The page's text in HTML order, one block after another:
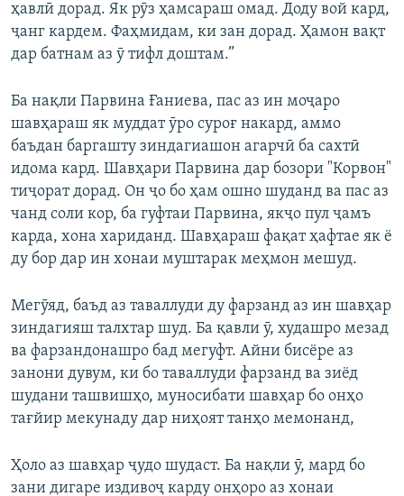
ҳавлӣ дорад. Як рӯз ҳамсараш омад. Доду вой кард,
ҷанг кардем. Фаҳмидам, ки зан дорад. Ҳамон вақт
дар батнам аз ӯ тифл доштам.”
Ба нақли Парвина Ғаниева, пас аз ин моҷаро
шавҳараш як муддат ӯро суроғ накард, аммо
баъдан баргашту зиндагиашон агарчӣ ба сахтӣ
идома кард. Шавҳари Парвина дар бозори "Корвон"
тиҷорат дорад. Он ҷо бо ҳам ошно шуданд ва пас аз
чанд соли кор, ба гуфтаи Парвина, якҷо пул ҷамъ
карда, хона хариданд. Шавҳараш фақат ҳафтае як ё
ду бор дар ин хонаи муштарак меҳмон мешуд.
Мегӯяд, баъд аз таваллуди ду фарзанд аз ин шавҳар
зиндагияш талхтар шуд. Ба қавли ӯ, худашро мезад
ва фарзандонашро бад мегуфт. Айни бисёре аз
занони дувум, ки бо таваллуди фарзанд ва зиёд
шудани ташвишҳо, муносибати шавҳар бо онҳо
тағйир мекунаду дар ниҳоят танҳо мемонанд,
Ҳоло аз шавҳар ҷудо шудаст. Ба нақли ӯ, мард бо
зани дигаре издивоҷ карду онҳоро аз хонаи